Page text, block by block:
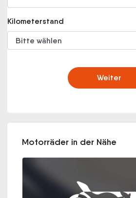
Kilometerstand
Weiter
Motorräder in der Nähe